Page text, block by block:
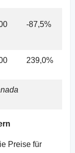
-87,5%
239,0%
Preise für